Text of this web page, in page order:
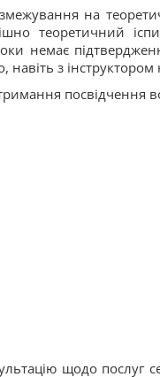
на
теоретичний
немає
навіть з
посвідчення
щодо послуг